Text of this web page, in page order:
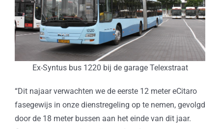
Ex-Syntus bus 1220 bij de garage Telexstraat
“Dit najaar verwachten we de eerste 12 meter eCitaro
fasegewijs in onze dienstregeling op te nemen, gevolgd
door de 18 meter bussen aan het einde van dit jaar.